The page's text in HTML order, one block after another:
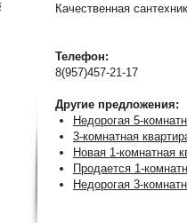
Качественная
Телефон:
8(957)457-21-17
Другие предложения:
Недорогая 5-
3-комнатная
Новая 1-комнатная
Продается 1-
Недорогая 3-